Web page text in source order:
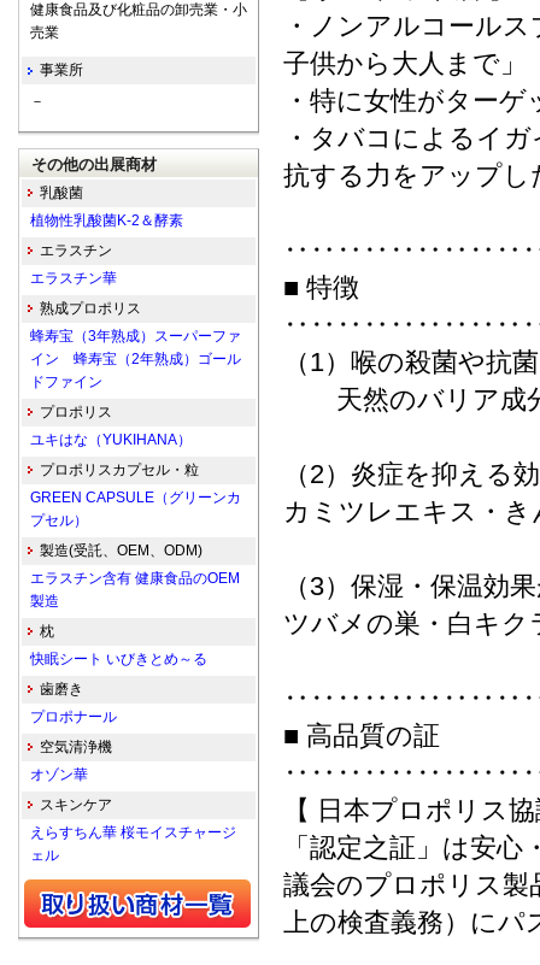
・ノンアルコール
子供から大人まで」
・特に女性がター
・タバコによるイ
抗する力をアップし
■ 特徴
（1）喉の殺菌や
天然のバリア成
（2）炎症を抑える
カミツレエキス・き
（3）保湿・保温効
ツバメの巣・白キ
■ 高品質の証
【 日本プロポリス
「認定之証」は安
議会のプロポリス製
上の検査義務）にパ
健康食品及び化粧品の卸売業・小
売業
事業所
－
その他の出展商材
乳酸菌
植物性乳酸菌K-2＆酵素
エラスチン
エラスチン華
熟成プロポリス
蜂寿宝（3年熟成）スーパーファ
イン 蜂寿宝（2年熟成）ゴール
ドファイン
プロポリス
ユキはな（YUKIHANA）
プロポリスカプセル・粒
GREEN CAPSULE（グリーンカ
プセル）
製造(受託、OEM、ODM)
エラスチン含有 健康食品のOEM
製造
枕
快眠シート いびきとめ～る
歯磨き
プロポナール
空気清浄機
オゾン華
スキンケア
えらすちん華 桜モイスチャージ
ェル